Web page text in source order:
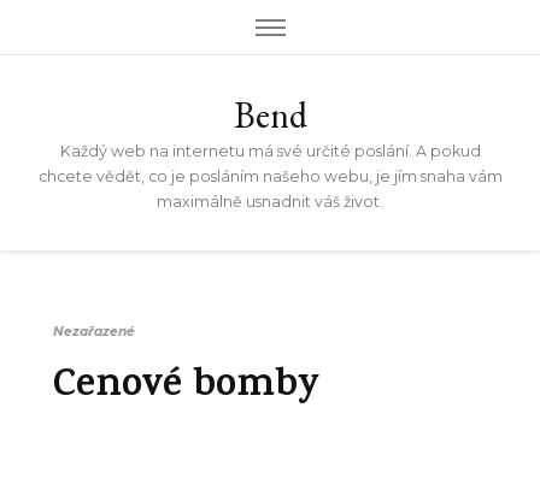
Bend
Každý web na internetu má své určité poslání. A pokud
chcete vědět, co je posláním našeho webu, je jím snaha vám
maximálně usnadnit váš život.
Nezařazené
Cenové bomby